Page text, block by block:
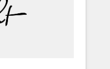
partner 🤝Google
Accreditations 🌟
🌟INBOUND’19